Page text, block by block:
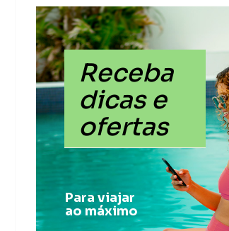
Receba
dicas e
ofertas
Para viajar
ao máximo